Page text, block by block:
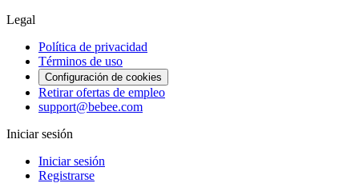
Legal
Política de privacidad
Términos de uso
Configuración de cookies
Retirar ofertas de empleo
support@bebee.com
Iniciar sesión
Iniciar sesión
Registrarse